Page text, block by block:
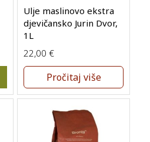
od smokve Matulić, 100ml količina
Ulje maslinovo ekstra
djevičansko Jurin Dvor,
1L
22,00 €
Pročitaj više